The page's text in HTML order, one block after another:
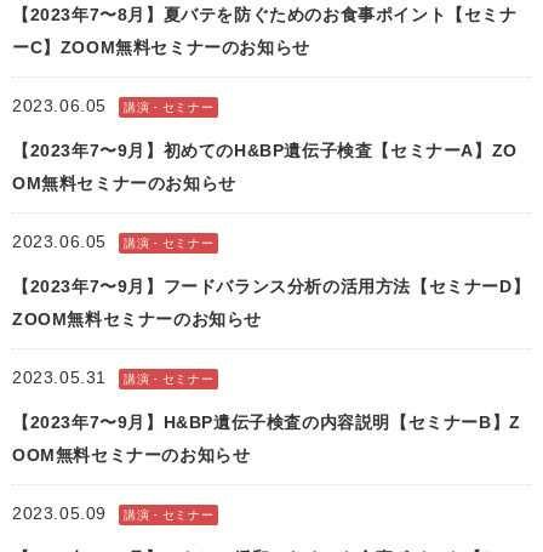
【2023年7〜8月】夏バテを防ぐためのお食事ポイント【セミナ
ーC】ZOOM無料セミナーのお知らせ
2023.06.05 講演・セミナー
【2023年7〜9月】初めてのH&BP遺伝子検査【セミナーA】ZO
OM無料セミナーのお知らせ
2023.06.05 講演・セミナー
【2023年7〜9月】フードバランス分析の活用方法【セミナーD】
ZOOM無料セミナーのお知らせ
2023.05.31 講演・セミナー
【2023年7〜9月】H&BP遺伝子検査の内容説明【セミナーB】Z
OOM無料セミナーのお知らせ
2023.05.09 講演・セミナー